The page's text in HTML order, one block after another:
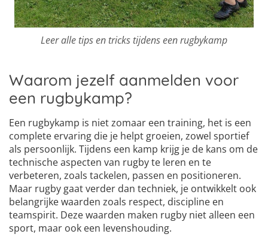
Leer alle tips en tricks tijdens een rugbykamp
Waarom jezelf aanmelden voor
een rugbykamp?
Een rugbykamp is niet zomaar een training, het is een
complete ervaring die je helpt groeien, zowel sportief
als persoonlijk. Tijdens een kamp krijg je de kans om de
technische aspecten van rugby te leren en te
verbeteren, zoals tackelen, passen en positioneren.
Maar rugby gaat verder dan techniek, je ontwikkelt ook
belangrijke waarden zoals respect, discipline en
teamspirit. Deze waarden maken rugby niet alleen een
sport, maar ook een levenshouding.